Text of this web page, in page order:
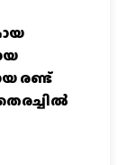
രണ്ട്